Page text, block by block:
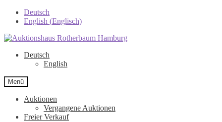
Deutsch
English (Englisch)
Zur
springen
Zum
springenDeutsch
English
Menü
Auktionen
Vergangene Auktionen
Freier Verkauf